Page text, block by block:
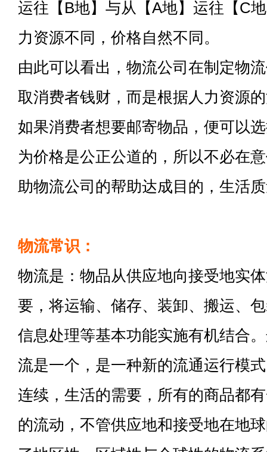
运往【B地】与从【A地】运往【C
力资源不同，价格自然不同。
由此可以看出，物流公司在制定物
取消费者钱财，而是根据人力资源
如果消费者想要邮寄物品，便可以
为价格是公正公道的，所以不必在
助物流公司的帮助达成目的，生活
物流常识：
物流是：物品从供应地向接受地实
要，将运输、储存、装卸、搬运、
信息处理等基本功能实施有机结合
流是一个，是一种新的流通运行模
连续，生活的需要，所有的商品都
的流动，不管供应地和接受地在地